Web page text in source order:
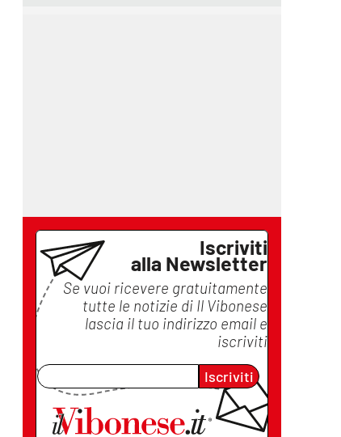
Iscriviti
alla Newsletter
Se vuoi ricevere gratuitamente
tutte le notizie di Il Vibonese
lascia il tuo indirizzo email e
iscriviti
Iscriviti